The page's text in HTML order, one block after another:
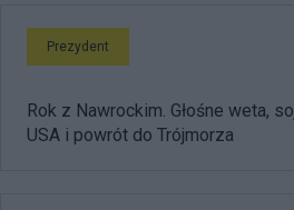
Prezydent
Rok z Nawrockim. Głośne weta,
USA i powrót do Trójmorza